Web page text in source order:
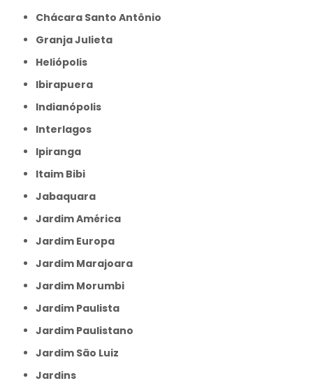
Chácara Santo Antônio
Granja Julieta
Heliópolis
Ibirapuera
Indianópolis
Interlagos
Ipiranga
Itaim Bibi
Jabaquara
Jardim América
Jardim Europa
Jardim Marajoara
Jardim Morumbi
Jardim Paulista
Jardim Paulistano
Jardim São Luiz
Jardins